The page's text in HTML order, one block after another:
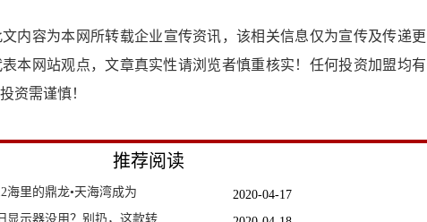
文内容为本网所转载企业宣传资讯，该相关信息仅为宣传及传递更
本网站观点，文章真实性请浏览者慎重核实！任何投资加盟均有
资需谨慎！
推荐阅读
2020-04-17
海里的鼎龙•天海湾成为
显示器没用？别扔，这款转